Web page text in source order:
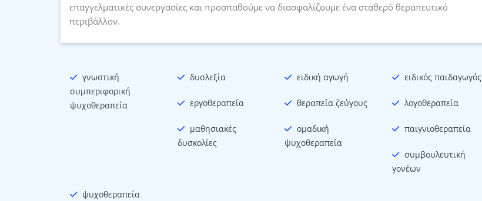
επαγγελματικές συνεργασίες και προσπαθούμε να διασφαλίζουμε ένα σταθερό θεραπευτικό
περιβάλλον.
γνωστική
συμπεριφορική
ψυχοθεραπεία
δυσλεξία ειδική αγωγή ειδικός παιδαγωγός
εργοθεραπεία θεραπεία ζεύγους λογοθεραπεία
μαθησιακές
δυσκολίες
ομαδική
ψυχοθεραπεία
παιγνιοθεραπεία
συμβουλευτική
γονέων
ψυχοθεραπεία